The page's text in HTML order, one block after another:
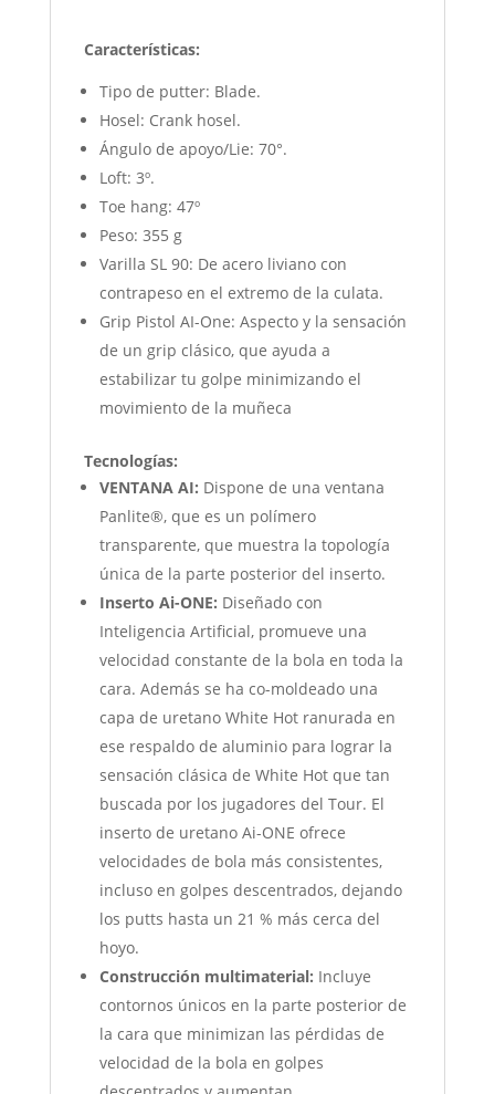
Características:
Tipo de putter: Blade.
Hosel: Crank hosel.
Ángulo de apoyo/Lie: 70°.
Loft: 3º.
Toe hang: 47º
Peso: 355 g
Varilla SL 90: De acero liviano con
contrapeso en el extremo de la culata.
Grip Pistol AI-One: Aspecto y la sensación
de un grip clásico, que ayuda a
estabilizar tu golpe minimizando el
movimiento de la muñeca
Tecnologías:
VENTANA AI: Dispone de una ventana
Panlite®, que es un polímero
transparente, que muestra la topología
única de la parte posterior del inserto.
Inserto Ai-ONE: Diseñado con
Inteligencia Artificial, promueve una
velocidad constante de la bola en toda la
cara. Además se ha co-moldeado una
capa de uretano White Hot ranurada en
ese respaldo de aluminio para lograr la
sensación clásica de White Hot que tan
buscada por los jugadores del Tour. El
inserto de uretano Ai-ONE ofrece
velocidades de bola más consistentes,
incluso en golpes descentrados, dejando
los putts hasta un 21 % más cerca del
hoyo.
Construcción multimaterial: Incluye
contornos únicos en la parte posterior de
la cara que minimizan las pérdidas de
velocidad de la bola en golpes